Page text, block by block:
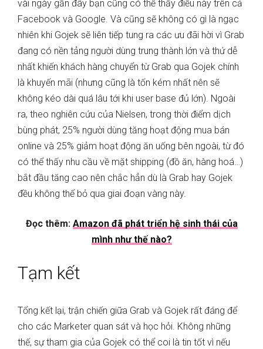
vài ngày gần đây bạn cũng có thể thấy điều này trên cả
Facebook và Google. Và cũng sẽ không có gì là ngạc
nhiên khi Gojek sẽ liên tiếp tung ra các ưu đãi hời vì Grab
đang có nền tảng người dùng trung thành lớn và thứ dễ
nhất khiến khách hàng chuyển từ Grab qua Gojek chính
là khuyến mãi (nhưng cũng là tốn kém nhất nên sẽ
không kéo dài quá lâu tới khi user base đủ lớn). Ngoài
ra, theo nghiên cứu của Nielsen, trong thời điểm dịch
bùng phát, 25% người dùng tăng hoạt động mua bán
online và 25% giảm hoạt động ăn uống bên ngoài, từ đó
có thể thấy nhu cầu về mặt shipping (đồ ăn, hàng hoá…)
bắt đầu tăng cao nên chắc hẳn dù là Grab hay Gojek
đều không thể bỏ qua giai đoạn vàng này.
Đọc thêm: Amazon đã phát triển hệ sinh thái của
mình như thế nào?
Tạm kết
Tổng kết lại, trận chiến giữa Grab và Gojek rất đáng để
cho các Marketer quan sát và học hỏi. Không những
thế, sự tham gia của Gojek có thể coi là tin tốt vì nếu